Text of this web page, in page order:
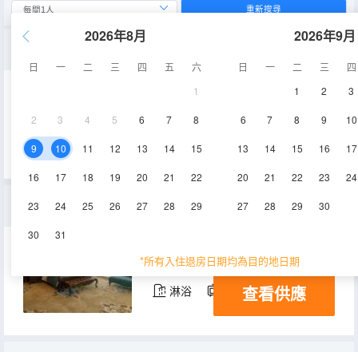
2026年8月
日 一 二 三 四 五
六
1
2 3 4 5 6 7 8
9 10 11 12 13 14 15
16 17 18 19 20 21 22
23 24 25 26 27 28 29
30 31
2026年9月
日 一 二 三
四
1
2 3
6 7 8 9 10
13 14 15 16 17
20 21 22 23 24
27 28 29 30
*所有入住退房日期均為目的地日期
重新搜尋
42-43㎡
10-13,15-16層
空調
淋浴
電視機
冰箱
總統套房
278㎡ 16層 空調
淋浴 電視機 冰箱
查看供應